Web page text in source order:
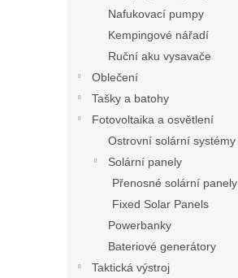
Nafukovací pumpy
Kempingové nářadí
Ruční aku vysavače
Oblečení
Tašky a batohy
Fotovoltaika a osvětlení
Ostrovní solární systémy
Solární panely
Přenosné solární panely
Fixed Solar Panels
Powerbanky
Bateriové generátory
Taktická výstroj